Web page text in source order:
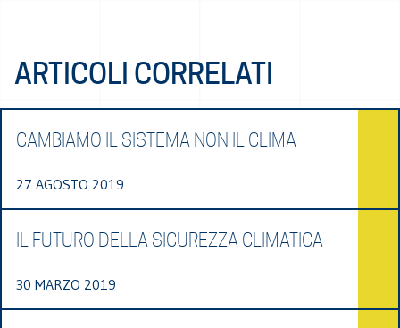
ARTICOLI CORRELATI
CAMBIAMO IL SISTEMA NON IL CLIMA
27 AGOSTO 2019
IL FUTURO DELLA SICUREZZA CLIMATICA
30 MARZO 2019